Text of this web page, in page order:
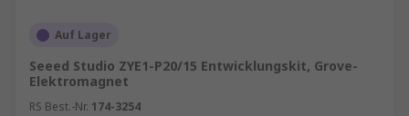
Auf Lager
Seeed Studio ZYE1-P20/15 Entwicklungskit, Grove-
Elektromagnet
RS Best.-Nr. 174-3254